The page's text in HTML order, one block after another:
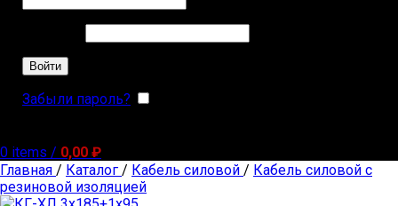
Войти
Забыли пароль?
0 items / 0,00 ₽
Главная / Каталог / Кабель силовой / Кабель силовой с
резиновой изоляцией